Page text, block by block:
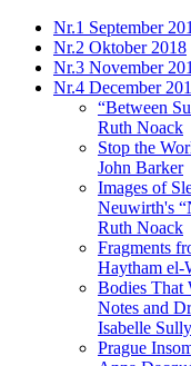
Nr.1 September
Nr.2 Oktober 2018
Nr.3 November
Nr.4 December
“Between
Ruth Noack
Stop the
John Barker
Images of
Neuwirth's
Ruth Noack
Fragments
Haytham el-
Bodies That
Notes and
Isabelle Sully
Prague